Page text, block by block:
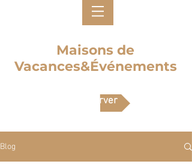
Maisons de
Vacances&Événements
Réserver
Blog